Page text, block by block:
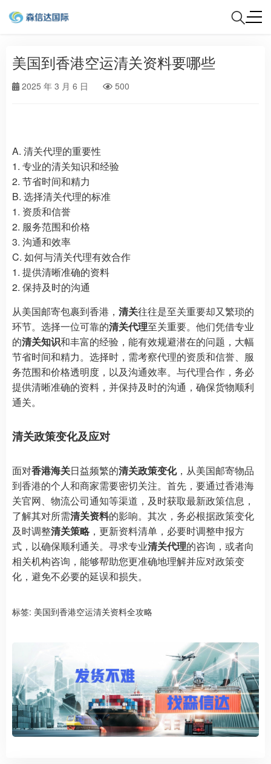
美国到香港空运清关资料要哪些
2025 年 3 月 6 日 500
A. 清关代理的重要性
1. 专业的清关知识和经验
2. 节省时间和精力
B. 选择清关代理的标准
1. 资质和信誉
2. 服务范围和价格
3. 沟通和效率
C. 如何与清关代理有效合作
1. 提供清晰准确的资料
2. 保持及时的沟通
从美国邮寄包裹到香港， 清关往往是至关重要却又繁琐的
环节。选择一位可靠的清关代理至关重要。他们凭借专业
的清关知识和丰富的经验，能有效规避潜在的问题，大幅
节省时间和精力。选择时，需考察代理的资质和信誉、服
务范围和价格透明度，以及沟通效率。与代理合作，务必
提供清晰准确的资料，并保持及时的沟通，确保货物顺利
通关。
清关政策变化及应对
面对香港海关日益频繁的清关政策变化，从美国邮寄物品
到香港的个人和商家需要密切关注。首先，要通过香港海
关官网、物流公司通知等渠道，及时获取最新政策信息，
了解其对所需清关资料的影响。其次，务必根据政策变化
及时调整清关策略，更新资料清单，必要时调整申报方
式，以确保顺利通关。寻求专业清关代理的咨询，或者向
相关机构咨询，能够帮助您更准确地理解并应对政策变
化，避免不必要的延误和损失。
标签: 美国到香港空运清关资料全攻略